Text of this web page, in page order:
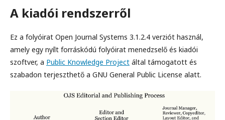
A kiadói rendszerről
Ez a folyóirat Open Journal Systems 3.1.2.4 verziót használ,
amely egy nyílt forráskódú folyóirat menedzselő és kiadói
szoftver, a Public Knowledge Project által támogatott és
szabadon terjeszthető a GNU General Public License alatt.